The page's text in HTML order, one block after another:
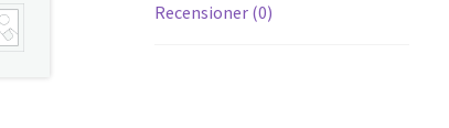
Recensioner (0)